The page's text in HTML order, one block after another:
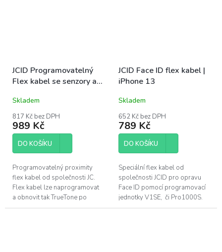
JCID Programovatelný
Flex kabel se senzory a
Skladem
817 Kč bez DPH
989 Kč
DO KOŠÍKU
Programovatelný proximity
flex kabel od společnosti JC.
Flex kabel lze naprogramovat
a obnovit tak TrueTone po
ztrátě, či poškození originálního
JCID Face ID flex kabel |
iPhone 13
Skladem
652 Kč bez DPH
789 Kč
DO KOŠÍKU
Speciální flex kabel od
společnosti JCID pro opravu
Face ID pomocí programovací
jednotky V1SE, či Pro1000S.
Pro opravu DOT projektoru u